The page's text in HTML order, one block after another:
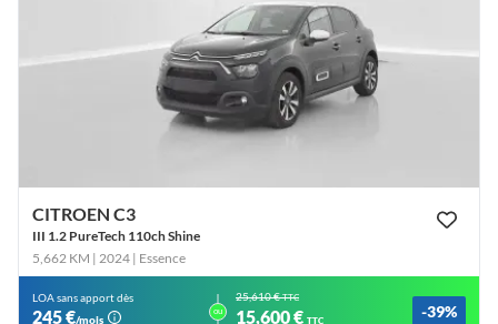
CITROEN C3
III 1.2 PureTech 110ch Shine
5,662 KM | 2024 | Essence
LOA sans apport dès
245 €/mois
ou
25,610 €TTC
15,600 € TTC -39%